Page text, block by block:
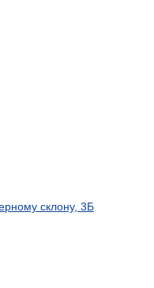
склону, 3Б